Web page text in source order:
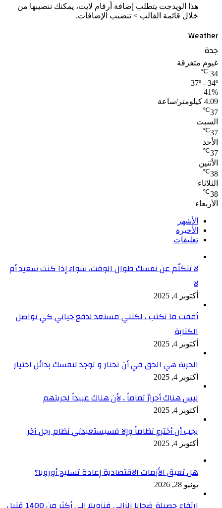
هذا الويدجت يتطلب إضافة أرقام لايت، يمكنك تنصيبها من
خلال قائمة القالب > تنصيب الإضافات.
Weather
جدة
غيوم متفرقة
34
℃
37º - 34º
41%
4.09 كيلومتر/ساعة
37
℃
السبت
37
℃
الأحد
37
℃
الأثنين
38
℃
الثلاثاء
38
℃
الأربعاء
الأشهر
الأخيرة
تعليقات
لا تتكلّم عن نفسك طوال الوقت، سواء إذا كنت سعيد أم
لا
أكتوبر 4, 2025
أمقت ما تكتب ، لكنني مستعد لدفع حياتي كي تواصل
الكتابة
أكتوبر 4, 2025
الحرية هي الحق في أن تختار و توجد لنفسك بدائل اختيار
أكتوبر 4, 2025
ليس هناك أحرارٌ تماماً ، لأن هناك عبيداً لحريتهم
أكتوبر 4, 2025
يجب أن أخترع نظاماً وإلا فسيستعبدني نظام رجل آخر
أكتوبر 4, 2025
هل تعيق الأزمات الاقتصادية إعادة تسليح أوروبا؟
يونيو 28, 2026